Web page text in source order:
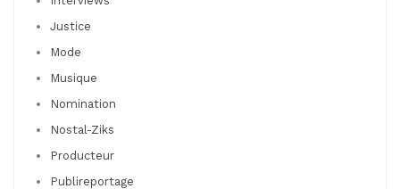
Justice
Mode
Musique
Nomination
Nostal-Ziks
Producteur
Publireportage